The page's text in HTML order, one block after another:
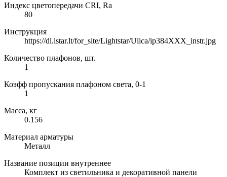
Индекс цветопередачи CRI, Ra
80
Инструкция
https://dl.lstar.lt/for_site/Lightstar/Ulica/ip384XXX_instr.jpg
Количество плафонов, шт.
1
Коэфф пропускания плафоном света, 0-1
1
Масса, кг
0.156
Материал арматуры
Металл
Название позиции внутреннее
Комплект из светильника и декоративной панели